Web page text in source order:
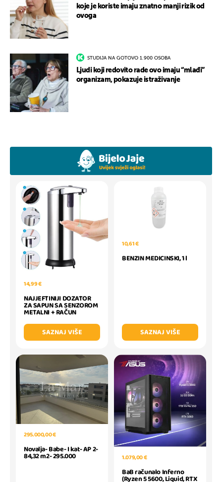
koje je koriste imaju znatno manji rizik od
ovoga
STUDIJA NA GOTOVO 1.900 OSOBA
Ljudi koji redovito rade ovo imaju “mlađi”
organizam, pokazuje istraživanje
14,99 €
NAJJEFTINIJI DOZATOR
ZA SAPUN SA SENZOROM
METALNI + RAČUN
SAZNAJ VIŠE
10,61 €
BENZIN MEDICINSKI, 1 l
SAZNAJ VIŠE
295.000,00 €
Novalja- Babe- I kat- AP 2-
84,32 m2- 295.000 1.079,00 €
BaB računalo Inferno
(Ryzen 5 5600, Liquid, RTX